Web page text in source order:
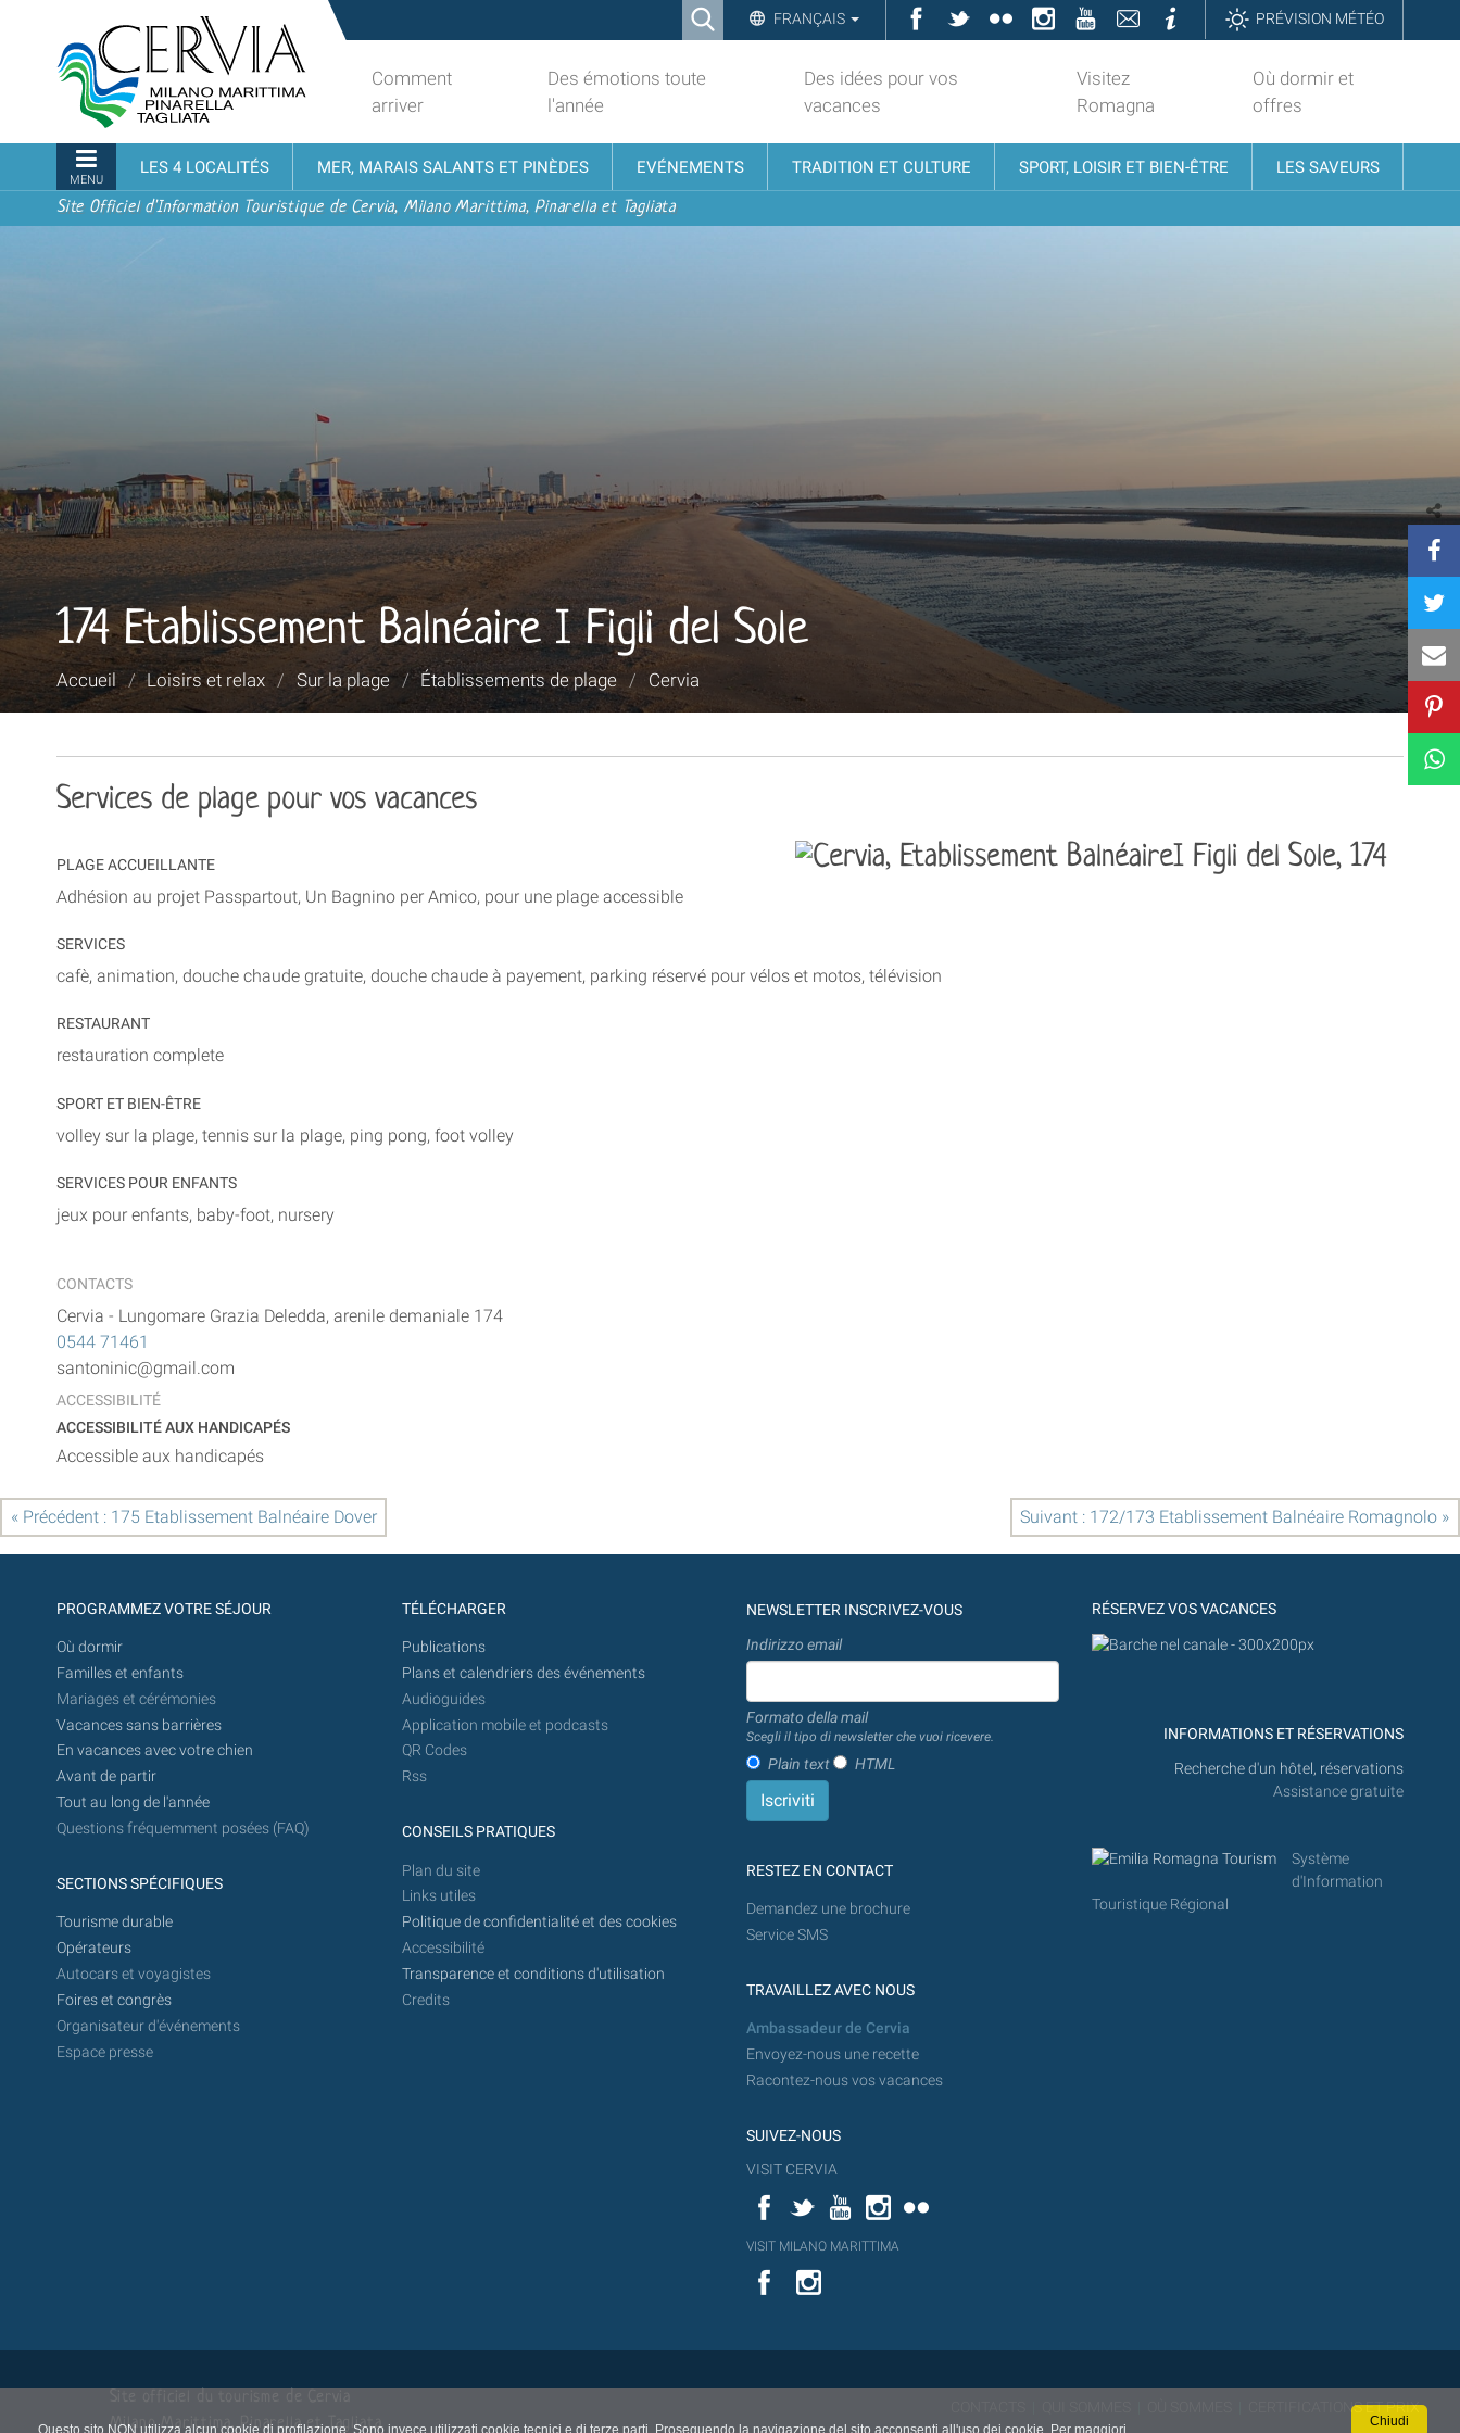
Questo sito NON utilizza alcun cookie di profilazione. Sono invece utilizzati cookie tecnici e di terze parti. Proseguendo la navigazione del sito acconsenti all'uso dei cookie. Per maggiori
Chiudi
contenu.
à
navigation
Ricerca
Search…
FRANÇAIS Facebook
TwitterFlickrInstagramYouTubeContattiInformazioniPRÉVISION MÉTÉO
turistico
ufficiale
Cervia,
Milano
Marittima,
Pinarella,
Tagliata
Comment
arriver
Des émotions toute
l'année
Des idées pour vos
vacances
Visitez
Romagna
Où dormir et
offres
Navigation
MENU
LES 4 LOCALITÉS MER, MARAIS SALANTS ET PINÈDES EVÉNEMENTS TRADITION ET CULTURE SPORT, LOISIR ET BIEN-ÊTRE LES SAVEURS
Site Officiel d'Information Touristique de Cervia, Milano Marittima, Pinarella et Tagliata
174 Etablissement Balnéaire I Figli del Sole
Vous
êtes
Accueil / Loisirs et relax / Sur la plage / Établissements de plage / Cervia
Services de plage pour vos vacances
PLAGE ACCUEILLANTE
Adhésion au projet Passpartout, Un Bagnino per Amico, pour une plage accessible
SERVICES
cafè, animation, douche chaude gratuite, douche chaude à payement, parking réservé pour vélos et motos, télévision
RESTAURANT
restauration complete
SPORT ET BIEN-ÊTRE
volley sur la plage, tennis sur la plage, ping pong, foot volley
SERVICES POUR ENFANTS
jeux pour enfants, baby-foot, nursery
CONTACTS
Cervia - Lungomare Grazia Deledda, arenile demaniale 174
0544 71461
santoninic@gmail.com
ACCESSIBILITÉ
ACCESSIBILITÉ AUX HANDICAPÉS
Accessible aux handicapés
« Précédent : 175 Etablissement Balnéaire Dover Suivant : 172/173 Etablissement Balnéaire Romagnolo »
PROGRAMMEZ VOTRE SÉJOUR
Où dormir
Familles et enfants
Mariages et cérémonies
Vacances sans barrières
En vacances avec votre chien
Avant de partir
Tout au long de l'année
Questions fréquemment posées (FAQ)
SECTIONS SPÉCIFIQUES
Tourisme durable
Opérateurs
Autocars et voyagistes
Foires et congrès
Organisateur d'événements
Espace presse
TÉLÉCHARGER
Publications
Plans et calendriers des événements
Audioguides
Application mobile et podcasts
QR Codes
Rss
CONSEILS PRATIQUES
Plan du site
Links utiles
Politique de confidentialité et des cookies
Accessibilité
Transparence et conditions d'utilisation
Credits
NEWSLETTER INSCRIVEZ-VOUS
Indirizzo email
Formato della mail
Scegli il tipo di newsletter che vuoi ricevere.
Plain text HTML
RESTEZ EN CONTACT
Demandez une brochure
Service SMS
TRAVAILLEZ AVEC NOUS
Ambassadeur de Cervia
Envoyez-nous une recette
Racontez-nous vos vacances
SUIVEZ-NOUS
VISIT CERVIA
FacebookTwitterYouTubeInstagram
YouT
VISIT MILANO MARITTIMA
Flick
VISIT
MILANO
YouTube
RÉSERVEZ VOS VACANCES
INFORMATIONS ET RÉSERVATIONS
Recherche d'un hôtel, réservations
Assistance gratuite
Système
d'Information
Touristique Régional
Milano Marittima, Pinarella et Tagliata
CERTIFICATIONS ET PRIX